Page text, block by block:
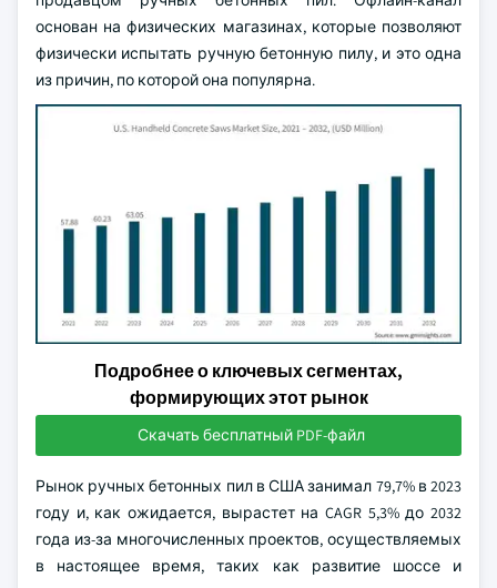
основан на физических магазинах, которые позволяют
физически испытать ручную бетонную пилу, и это одна
из причин, по которой она популярна.
Подробнее о ключевых сегментах,
формирующих этот рынок
Скачать бесплатный PDF-файл
Рынок ручных бетонных пил в США занимал 79,7% в 2023
году и, как ожидается, вырастет на CAGR 5,3% до 2032
года из-за многочисленных проектов, осуществляемых
в настоящее время, таких как развитие шоссе и